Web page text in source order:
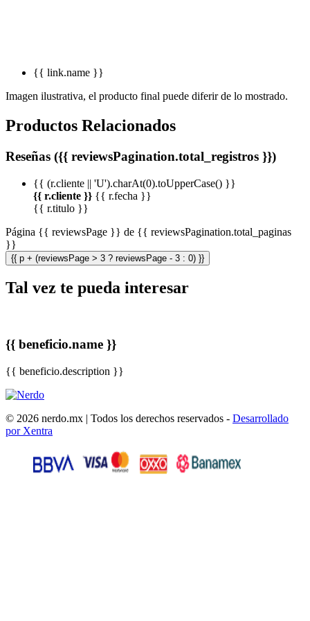
{{ link.name }}
Imagen ilustrativa, el producto final puede diferir de lo mostrado.
Productos Relacionados
Reseñas ({{ reviewsPagination.total_registros }})
{{ (r.cliente || 'U').charAt(0).toUpperCase() }}
{{ r.cliente }} {{ r.fecha }}
{{ r.titulo }}
Página {{ reviewsPage }} de {{ reviewsPagination.total_paginas
}}
{{ p + (reviewsPage > 3 ? reviewsPage - 3 : 0) }}
Tal vez te pueda interesar
{{ beneficio.name }}
{{ beneficio.description }}
© 2026 nerdo.mx | Todos los derechos reservados - Desarrollado
por Xentra